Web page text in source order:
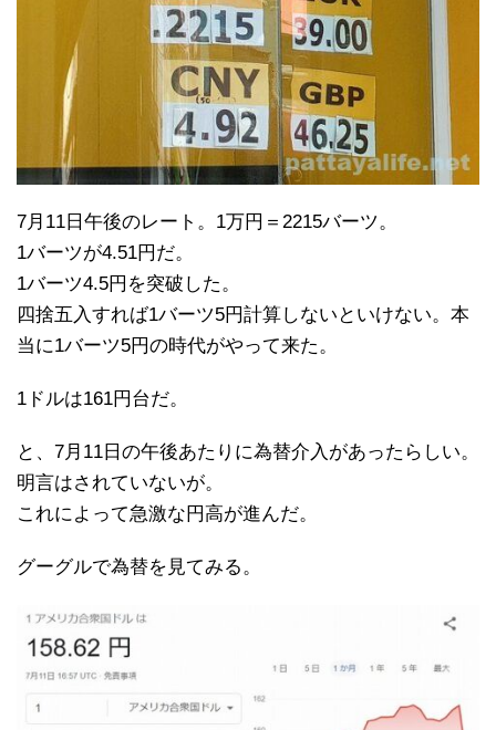
7月11日午後のレート。1万円＝2215バーツ。
1バーツが4.51円だ。
1バーツ4.5円を突破した。
四捨五入すれば1バーツ5円計算しないといけない。本
当に1バーツ5円の時代がやって来た。
1ドルは161円台だ。
と、7月11日の午後あたりに為替介入があったらしい。
明言はされていないが。
これによって急激な円高が進んだ。
グーグルで為替を見てみる。